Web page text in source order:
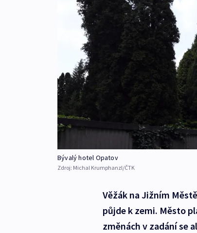
Bývalý hotel Opatov
Zdroj: Michal Krumphanzl/ČTK
Věžák na Jižním
půjde k zemi. Město
změnách v zadání se